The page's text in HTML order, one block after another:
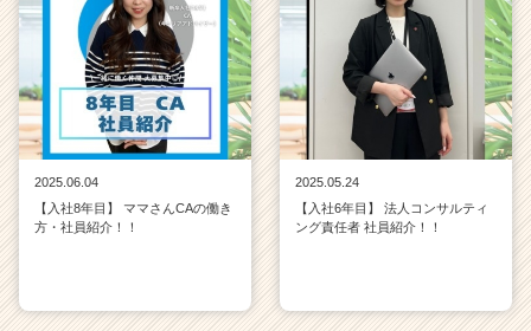
2025.06.04
【入社8年目】 ママさんCAの働き
方・社員紹介！！
2025.05.24
【入社6年目】 法人コンサルティ
ング責任者 社員紹介！！